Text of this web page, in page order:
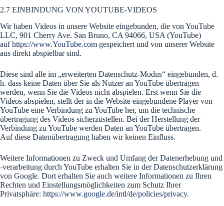
2.7 EINBINDUNG VON YOUTUBE-VIDEOS
Wir haben Videos in unsere Website eingebunden, die von YouTube
LLC, 901 Cherry Ave. San Bruno, CA 94066, USA (YouTube)
aufhttps://www.YouTube.com gespeichert und von unserer Website
aus direkt abspielbar sind.
Diese sind alle im „erweiterten Datenschutz-Modus“ eingebunden, d.
h. dass keine Daten über Sie als Nutzer an YouTube übertragen
werden, wenn Sie die Videos nicht abspielen. Erst wenn Sie die
Videos abspielen, stellt der in die Website eingebundene Player von
YouTube eine Verbindung zu YouTube her, um die technische
übertragung des Videos sicherzustellen. Bei der Herstellung der
Verbindung zu YouTube werden Daten an YouTube übertragen.
Auf diese Datenübertragung haben wir keinen Einfluss.
Weitere Informationen zu Zweck und Umfang der Datenerhebung und
-verarbeitung durch YouTube erhalten Sie in der Datenschutzerklärung
von Google. Dort erhalten Sie auch weitere Informationen zu Ihren
Rechten und Einstellungsmöglichkeiten zum Schutz Ihrer
Privatsphäre: https://www.google.de/intl/de/policies/privacy.